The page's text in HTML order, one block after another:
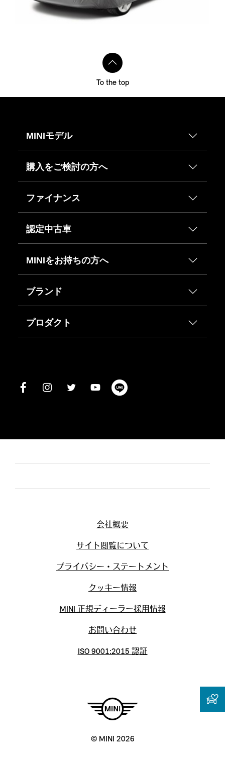
To the top
MINIモデル
購入をご検討の方へ
ファイナンス
認定中古車
MINIをお持ちの方へ
ブランド
プロダクト
会社概要
サイト閲覧について
プライバシー・ステートメント
クッキー情報
MINI 正規ディーラー採用情報
お問い合わせ
ISO 9001:2015 認証
© MINI 2026